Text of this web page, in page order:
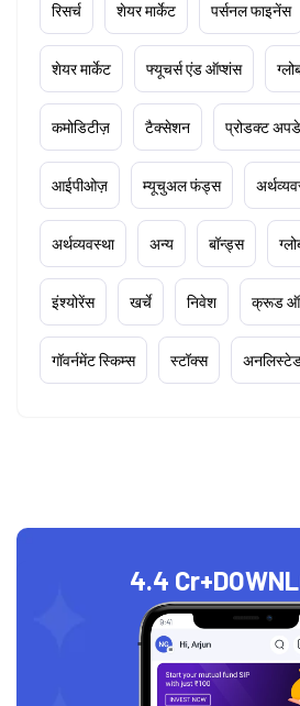
रिसर्च शेयर मार्केट पर्सनल फाइनेंस
शेयर मार्केट फ्यूचर्स एंड ऑप्शंस
कमोडिटीज़ टैक्सेशन प्रोडक्ट
आईपीओज़ म्यूचुअल फंड्स
अर्थव्यवस्था अन्य बॉन्ड्स
इंश्योरेंस खर्चे निवेश क्रूड
गॉवर्नमेंट स्किम्स स्टॉक्स
4.4 Cr+